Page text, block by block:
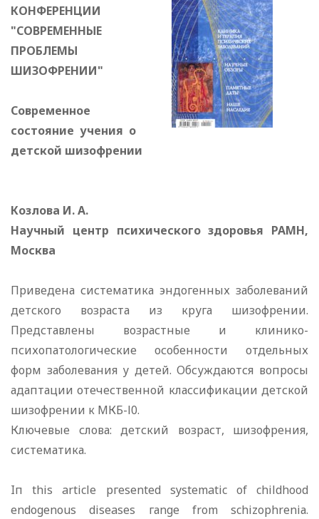
КОНФЕРЕНЦИИ
"СОВРЕМЕННЫЕ
ПРОБЛЕМЫ
ШИЗОФРЕНИИ"
Современное
состояние учения о
детской шизофрении
Козлова И. А.
Научный центр психического здоровья РАМН,
Москва
Приведена систематика эндогенных заболеваний
детского возраста из круга шизофрении.
Представлены возрастные и клинико-
психопатологические особенности отдельных
форм заболевания у детей. Обсуждаются вопросы
адаптации отечественной классификации детской
шизофрении к МКБ-l0.
Ключевые слова: детский возраст, шизофрения,
систематика.
Iп this article ргеsеntеd systematic of childhood
еndоgеnоus diseases гаngе from schizophreniа.